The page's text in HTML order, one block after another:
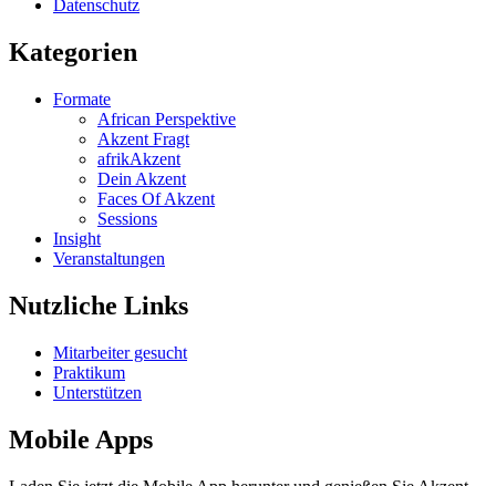
Datenschutz
Kategorien
Formate
African Perspektive
Akzent Fragt
afrikAkzent
Dein Akzent
Faces Of Akzent
Sessions
Insight
Veranstaltungen
Nutzliche Links
Mitarbeiter gesucht
Praktikum
Unterstützen
Mobile Apps